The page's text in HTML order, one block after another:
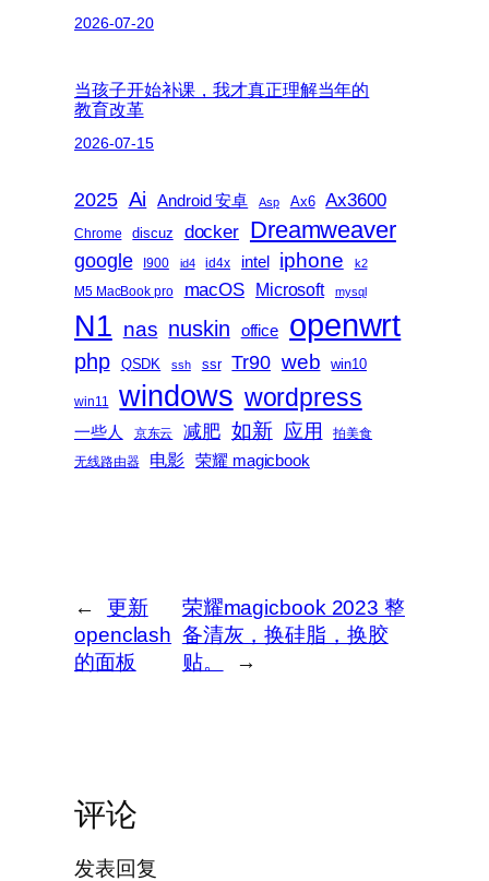
2026-07-20
当孩子开始补课，我才真正理解当年的
教育改革
2026-07-15
2025 Ai Android 安卓 Asp Ax6 Ax3600
Chrome discuz docker Dreamweaver
google I900 id4 id4x intel iphone k2
M5 MacBook pro macOS Microsoft mysql
N1 nas nuskin office openwrt
php QSDK ssh ssr Tr90 web win10
win11 windows wordpress
一些人 京东云 减肥 如新 应用
拍美食
无线路由器
电影 荣耀 magicbook
←
更新
openclash
的面板
荣耀magicbook 2023 整
备清灰，换硅脂，换胶
贴。
→
评论
发表回复